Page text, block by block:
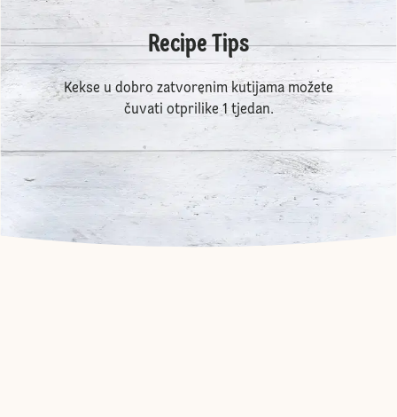
Recipe Tips
Kekse u dobro zatvorenim kutijama možete
čuvati otprilike 1 tjedan.